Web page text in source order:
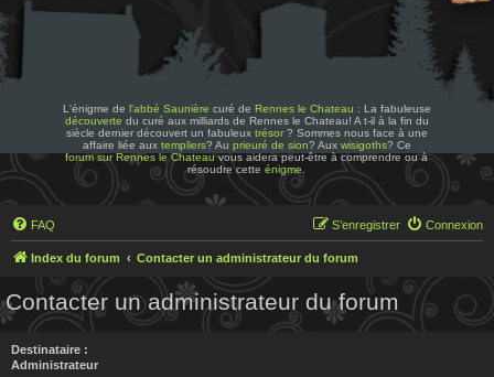
L'énigme de l'abbé Saunière curé de Rennes le Chateau : La fabuleuse
découverte du curé aux milliards de Rennes le Chateau! A t-il à la fin du
siècle dernier découvert un fabuleux trésor? Sommes nous face à une
affaire liée aux templiers? Au prieuré de sion? Aux wisigoths? Ce
forum sur Rennes le Chateauvous aidera peut-être à comprendre ou à
résoudre cetteénigme
FAQ Connexion
S’enregistrer
Index du forum Contacter un administrateur du forum
Contacter un administrateur du forum
Destinataire :
Administrateur